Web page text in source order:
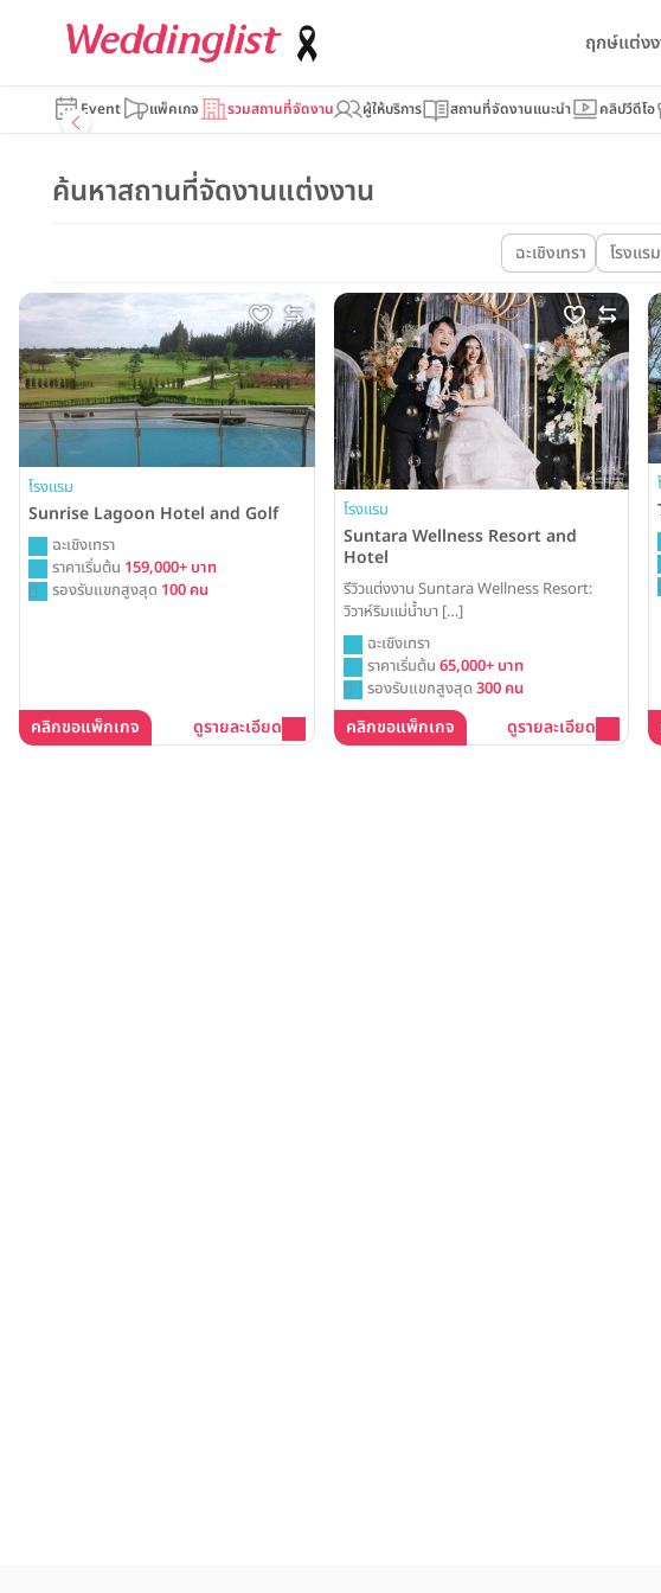
ฤกษ์แต่ง
Event แพ็คเกจ รวมสถานที่จัดงาน ผู้ให้บริการ สถานที่จัดงานแนะนำ คลิปวีดีโอ
ค้นหาสถานที่จัดงานแต่งงาน
ฉะเชิงเทรา โรงแรม
โรงแรม
Sunrise Lagoon Hotel and Golf
ฉะเชิงเทรา
ราคาเริ่มต้น 159,000+ บาท
รองรับแขกสูงสุด 100 คน
คลิกขอแพ็กเกจ ดูรายละเอียด
โรงแรม
Suntara Wellness Resort and
Hotel
รีวิวแต่งงาน Suntara Wellness Resort:
วิวาห์ริมแม่น้ำบา […]
ฉะเชิงเทรา
ราคาเริ่มต้น 65,000+ บาท
รองรับแขกสูงสุด 300 คน
คลิกขอแพ็กเกจ ดูรายละเอียด